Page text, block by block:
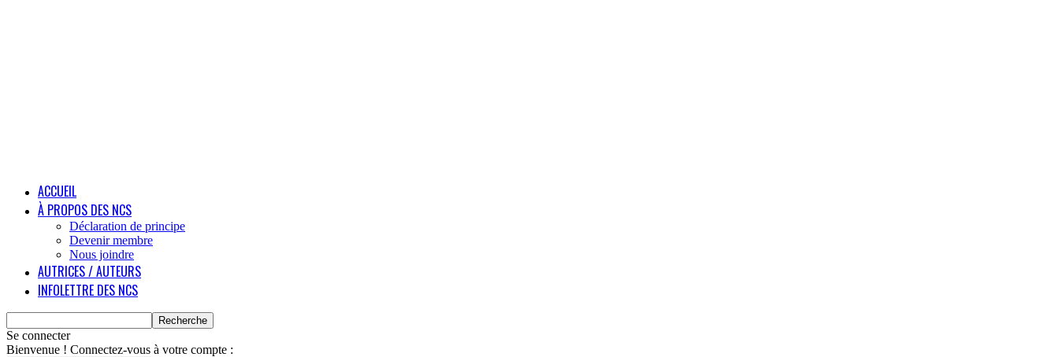
ACCUEIL
À PROPOS DES NCS
Déclaration de principe
Devenir membre
Nous joindre
AUTRICES / AUTEURS
INFOLETTRE DES NCS
Se connecter
Bienvenue ! Connectez-vous à votre compte :